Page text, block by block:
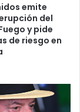
emite
del
y pide
de riesgo en